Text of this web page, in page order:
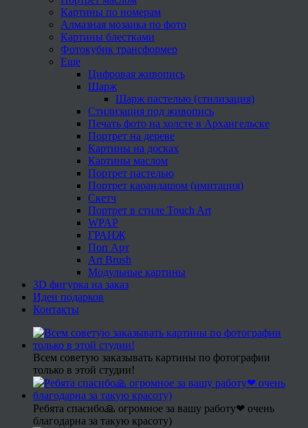
Картины по номерам
Алмазная мозаика по фото
Картины блестками
Фотокубик трансформер
Еще
Цифровая живопись
Шарж
Шарж пастелью (стилизация)
Стилизация под живопись
Печать фото на холсте в Архангельске
Портрет на дереве
Картины на досках
Картины маслом
Портрет пастелью
Портрет карандашом (имитация)
Скетч
Портрет в стиле Touch Art
WPAP
ГРАНЖ
Поп Арт
Art Brush
Модульные картины
3D фигурка на заказ
Идеи подарков
Контакты
Всем советую заказывать картины по фотографии
только в этой студии!
Ребята спасибо🙏 огромное за вашу работу❤ очень
благодарна за такую красоту)